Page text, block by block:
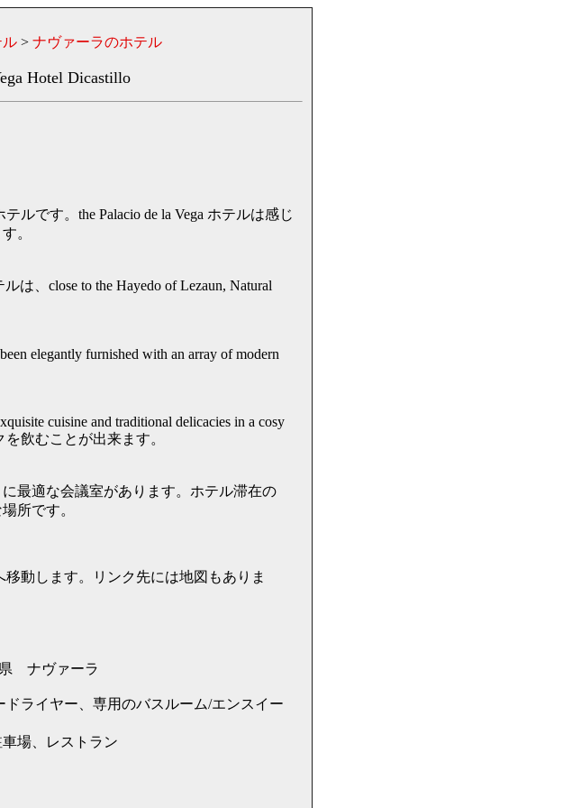
ル> ナヴァーラのホテル
Hotel Dicastillo
ルです。the Palacio de la Vega ホテルは感じ
。
は、close to the Hayedo of Lezaun, Natural
elegantly furnished with an array of modern
cuisine and traditional delicacies in a cosy
飲むことが出来ます。
最適な会議室があります。ホテル滞在の
所です。
移動します。リンク先には地図もありま
ナヴァーラ
ライヤー、専用のバスルーム/エンスイー
場、レストラン